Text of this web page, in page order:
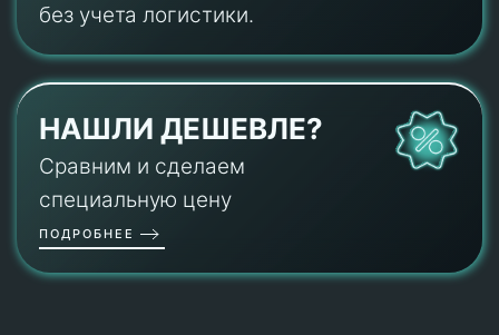
без учета логистики.
НАШЛИ ДЕШЕВЛЕ?
Сравним и сделаем
специальную цену
ПОДРОБНЕЕ